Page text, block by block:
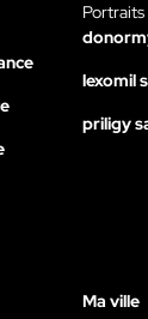
lexomil
priligy
Ma ville